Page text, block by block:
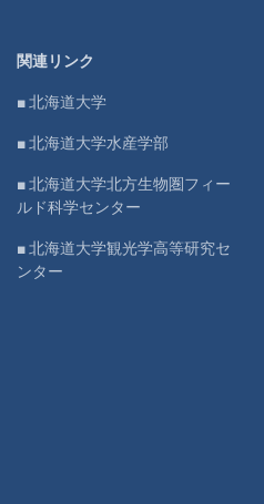
関連リンク
■ 北海道大学
■ 北海道大学水産学部
■ 北海道大学北方生物圏フィー
ルド科学センター
■ 北海道大学観光学高等研究セ
ンター